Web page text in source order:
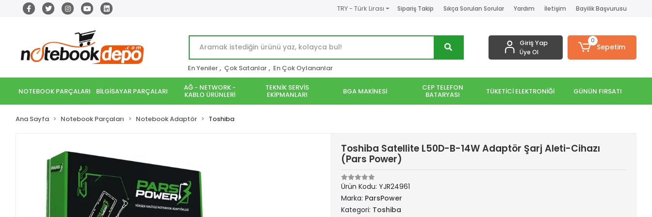
TRY - Türk Lirası Sipariş Takip Sıkça Sorulan Sorular Yardım İletişim Bayilik Başvurusu
En Yeniler , Çok Satanlar , En Çok Oylananlar
Giriş Yap
Üye Ol
0
Sepetim
NOTEBOOK PARÇALARI BİLGİSAYAR PARÇALARI AĞ - NETWORK -
KABLO ÜRÜNLERİ
TEKNİK SERVİS
EKİPMANLARI BGA MAKİNESİ CEP TELEFON
BATARYASI TÜKETİCİ ELEKTRONİĞİ GÜNÜN FIRSATI
Ana Sayfa Notebook Parçaları Notebook Adaptör Toshiba
Toshiba Satellite L50D-B-14W Adaptör Şarj Aleti-Cihazı
(Pars Power)
Ürün Kodu: YJR24961
Marka: ParsPower
Kategori: Toshiba